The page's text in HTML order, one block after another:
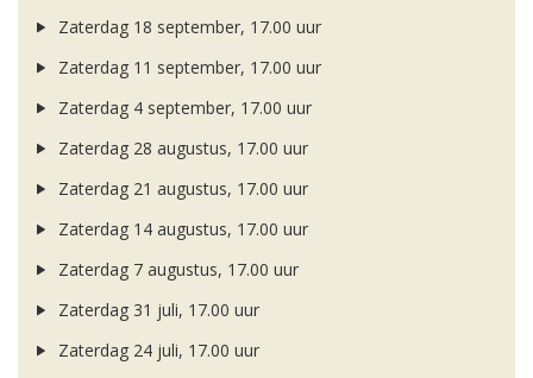
Zaterdag 18 september, 17.00 uur
Zaterdag 11 september, 17.00 uur
Zaterdag 4 september, 17.00 uur
Zaterdag 28 augustus, 17.00 uur
Zaterdag 21 augustus, 17.00 uur
Zaterdag 14 augustus, 17.00 uur
Zaterdag 7 augustus, 17.00 uur
Zaterdag 31 juli, 17.00 uur
Zaterdag 24 juli, 17.00 uur